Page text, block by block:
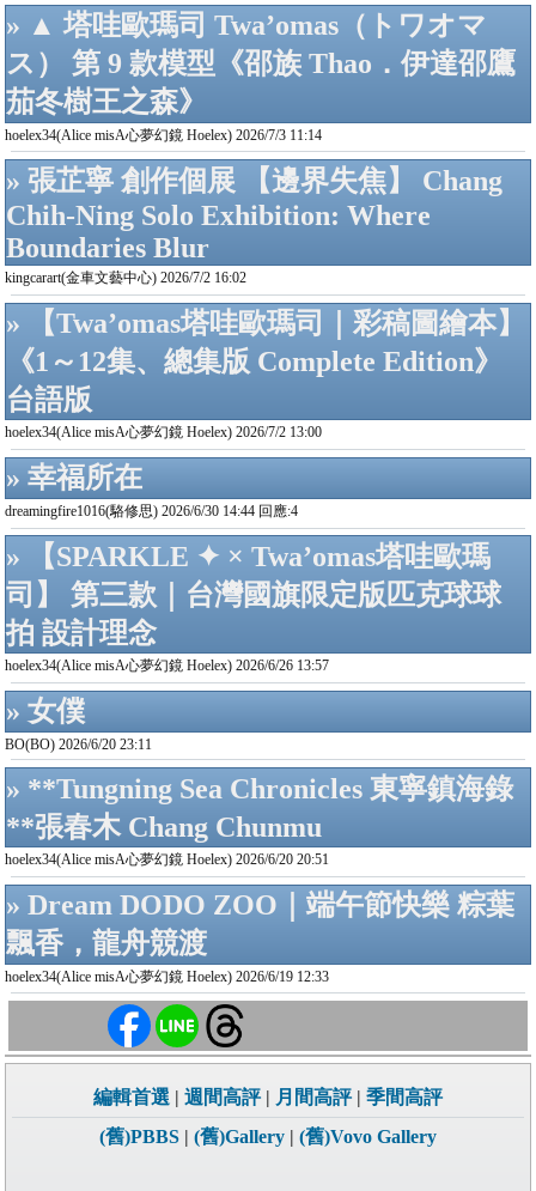
» ▲ 塔哇歐瑪司 Twa’omas（トワオマ
ス） 第 9 款模型《邵族 Thao．伊達邵鷹
茄冬樹王之森》
hoelex34(Alice misA心夢幻鏡 Hoelex) 2026/7/3 11:14
» 張芷寧 創作個展 【邊界失焦】 Chang
Chih-Ning Solo Exhibition: Where
Boundaries Blur
kingcarart(金車文藝中心) 2026/7/2 16:02
» 【Twa’omas塔哇歐瑪司｜彩稿圖繪本】
《1～12集、總集版 Complete Edition》
台語版
hoelex34(Alice misA心夢幻鏡 Hoelex) 2026/7/2 13:00
» 幸福所在
dreamingfire1016(駱修思) 2026/6/30 14:44 回應:4
» 【SPARKLE ✦ × Twa’omas塔哇歐瑪
司】 第三款｜台灣國旗限定版匹克球球
拍 設計理念
hoelex34(Alice misA心夢幻鏡 Hoelex) 2026/6/26 13:57
» 女僕
BO(BO) 2026/6/20 23:11
» **Tungning Sea Chronicles 東寧鎮海錄
**張春木 Chang Chunmu
hoelex34(Alice misA心夢幻鏡 Hoelex) 2026/6/20 20:51
» Dream DODO ZOO｜端午節快樂 粽葉
飄香，龍舟競渡
hoelex34(Alice misA心夢幻鏡 Hoelex) 2026/6/19 12:33
編輯首選 | 週間高評 | 月間高評 | 季間高評
(舊)PBBS | (舊)Gallery | (舊)Vovo Gallery